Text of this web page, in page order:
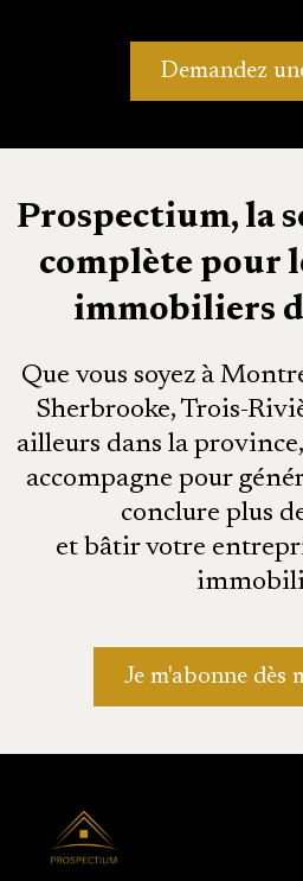
Demandez
Prospectium, la
complète pour
immobiliers
Que vous soyez à
Sherbrooke, Trois-
ailleurs dans la
accompagne pour
conclure plus
et bâtir votre
Je m'abonne dès